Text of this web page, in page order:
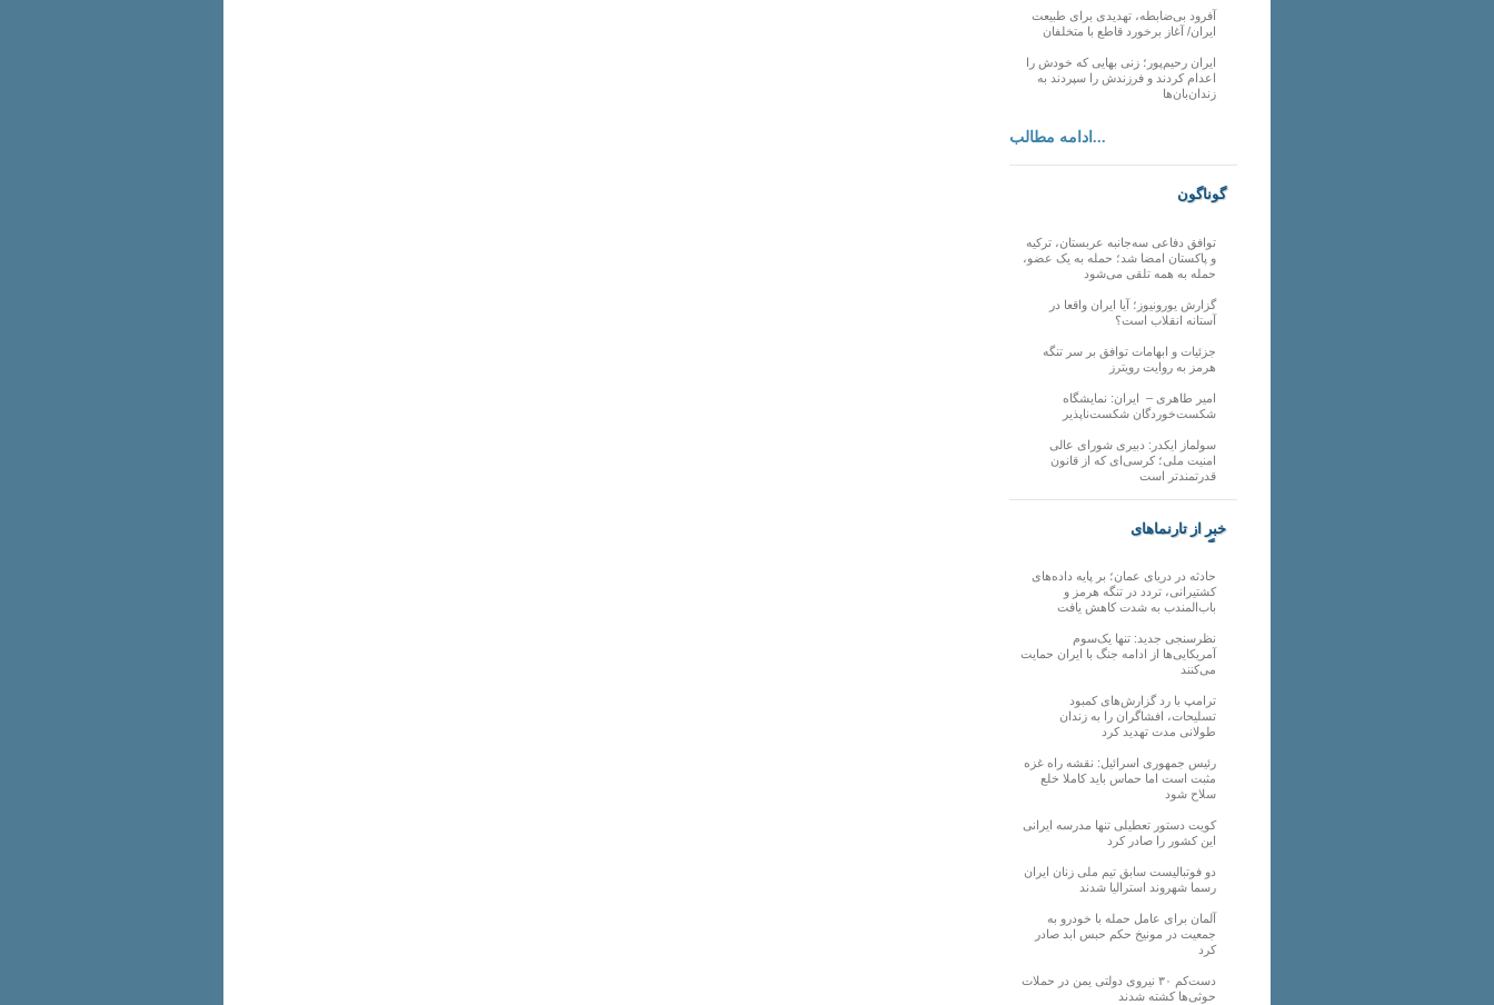
آفرود بی‌ضابطه، تهدیدی برای طبیعت
ایران/ آغاز برخورد قاطع با متخلفان
ایران رحیم‌پور؛ زنی بهایی که خودش را
اعدام کردند و فرزندش را سپردند به
زندان‌بان‌ها
ادامه مطالب...
گوناگون
توافق دفاعی سه‌جانبه عربستان، ترکیه
و پاکستان امضا شد؛ حمله به یک عضو،
حمله به همه تلقی می‌شود
گزارش یورونیوز؛ آیا ایران واقعا در
آستانه انقلاب است؟
جزئیات و ابهامات توافق بر سر تنگه
هرمز به روایت رویترز
امیر طاهری – ایران: نمایشگاه
شکست‌خوردگان شکست‌ناپذیر
سولماز ایکدر: دبیری شورای عالی
امنیت ملی؛ کرسی‌ای که از قانون
قدرتمندتر است
خبر از تارنماهای
دیگر
حادثه در دریای عمان؛ بر پایه داده‌های
کشتیرانی، تردد در تنگه هرمز و
باب‌المندب به شدت کاهش یافت
نظرسنجی جدید: تنها یک‌سوم
آمریکایی‌ها از ادامه جنگ با ایران حمایت
می‌کنند
ترامپ با رد گزارش‌های کمبود
تسلیحات، افشاگران را به زندان
طولانی مدت تهدید کرد
رئیس‌ جمهوری اسرائیل: نقشه راه غزه
مثبت است اما حماس باید کاملا خلع
سلاح شود
کویت دستور تعطیلی تنها مدرسه ایرانی
این کشور را صادر کرد
دو فوتبالیست سابق تیم ملی زنان ایران
رسما شهروند استرالیا شدند
آلمان برای عامل حمله با خودرو به
جمعیت در مونیخ حکم حبس ابد صادر
کرد
دست‌کم ۳۰ نیروی دولتی یمن در حملات
حوثی‌ها کشته شدند